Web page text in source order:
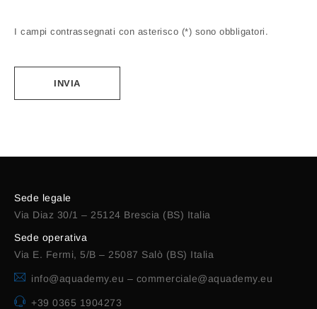
I campi contrassegnati con asterisco (*) sono obbligatori.
Sede legale
Via Diaz 30/1 – 25124 Brescia (BS) Italia
Sede operativa
Via E. Fermi, 5/B – 25087 Salò (BS) Italia
info@aquademy.eu – commerciale@aquademy.eu
+39 0365 1904273